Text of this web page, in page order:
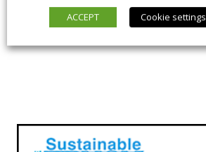
ACCEPT
Cookie settings